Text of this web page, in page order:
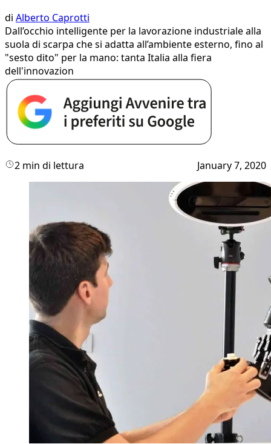
di Alberto Caprotti
Dall’occhio intelligente per la lavorazione industriale alla
suola di scarpa che si adatta all’ambiente esterno, fino al
"sesto dito" per la mano: tanta Italia alla fiera
dell'innovazion
2 min di lettura January 7, 2020